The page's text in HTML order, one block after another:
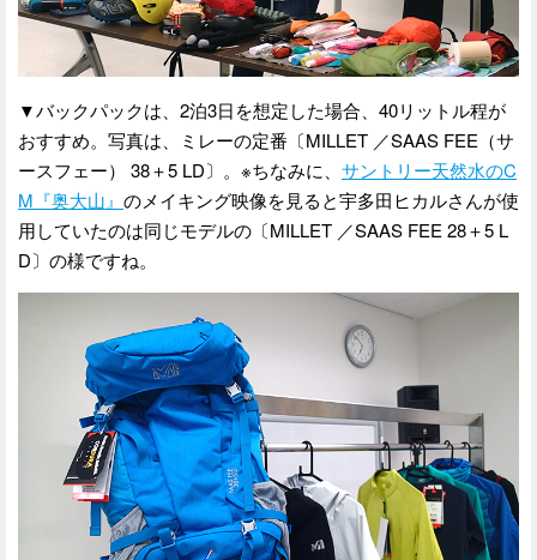
▼バックパックは、2泊3日を想定した場合、40リットル程が
おすすめ。写真は、ミレーの定番〔MILLET ／SAAS FEE（サ
ースフェー） 38＋5 LD〕。※ちなみに、 サントリー天然水のC
M『奥大山』 のメイキング映像を見ると宇多田ヒカルさんが使
用していたのは同じモデルの〔MILLET ／SAAS FEE 28＋5 L
D〕の様ですね。